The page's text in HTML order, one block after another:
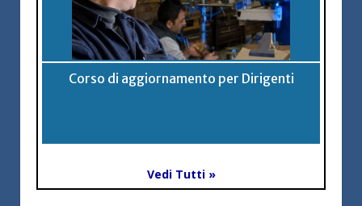
Corso di aggiornamento per Dirigenti
Vedi Tutti »